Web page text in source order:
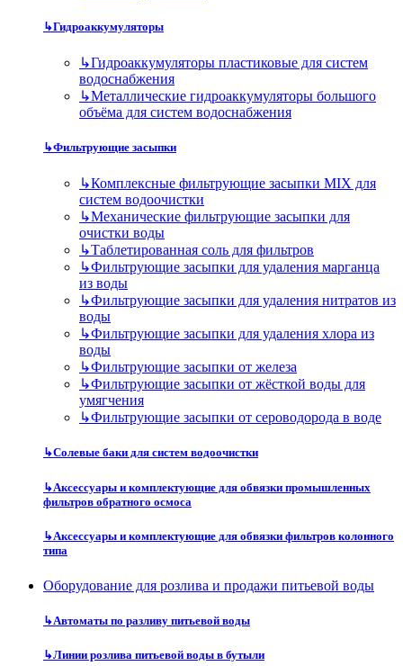
↳Гидроаккумуляторы
↳Гидроаккумуляторы пластиковые для систем
водоснабжения
↳Металлические гидроаккумуляторы большого
объёма для систем водоснабжения
↳Фильтрующие засыпки
↳Комплексные фильтрующие засыпки MIX для
систем водоочистки
↳Механические фильтрующие засыпки для
очистки воды
↳Таблетированная соль для фильтров
↳Фильтрующие засыпки для удаления марганца
из воды
↳Фильтрующие засыпки для удаления нитратов из
воды
↳Фильтрующие засыпки для удаления хлора из
воды
↳Фильтрующие засыпки от железа
↳Фильтрующие засыпки от жёсткой воды для
умягчения
↳Фильтрующие засыпки от сероводорода в воде
↳Солевые баки для систем водоочистки
↳Аксессуары и комплектующие для обвязки промышленных
фильтров обратного осмоса
↳Аксессуары и комплектующие для обвязки фильтров колонного
типа
Оборудование для розлива и продажи питьевой воды
↳Автоматы по разливу питьевой воды
↳Линии розлива питьевой воды в бутыли